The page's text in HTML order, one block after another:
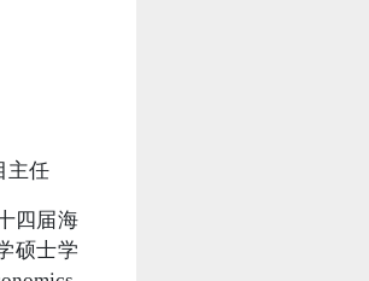
主任
四届海
硕士学